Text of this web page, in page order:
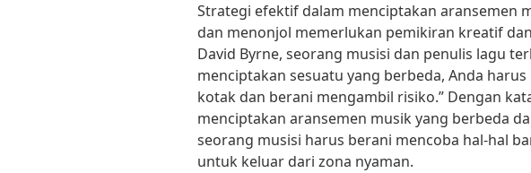
Strategi efektif dalam menciptakan aransemen
dan menonjol memerlukan pemikiran kreatif
David Byrne, seorang musisi dan penulis lagu
menciptakan sesuatu yang berbeda, Anda
kotak dan berani mengambil risiko.” Dengan
menciptakan aransemen musik yang berbeda
seorang musisi harus berani mencoba hal-hal
untuk keluar dari zona nyaman.